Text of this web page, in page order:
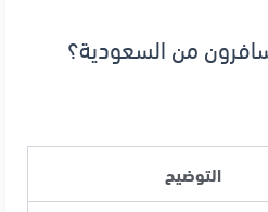
من السعودية؟
التوضيح